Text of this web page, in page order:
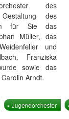
des
des
für Sie das
Müller, das
und
Franziska
sowie das
Arndt.
Jugendorchester